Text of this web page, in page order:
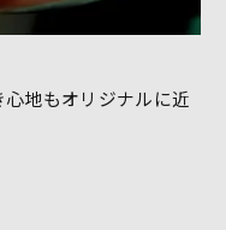
地もオリジナルに近